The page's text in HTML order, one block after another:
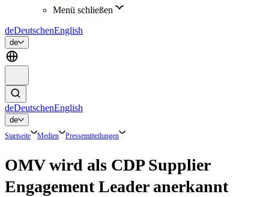
Menü schließen
deDeutschenEnglish
de
deDeutschenEnglish
de
Startseite Medien Pressemitteilungen
OMV wird als CDP Supplier
Engagement Leader anerkannt